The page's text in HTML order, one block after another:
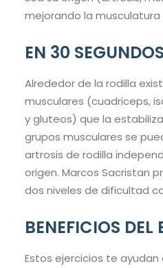
mejorando la
EN 30 SEGUNDOS
Alrededor de la rodilla
musculares (cuadriceps,
y gluteos) que la
grupos musculares se
artrosis de rodilla
origen. Marcos Sacristan
dos niveles de dificultad
BENEFICIOS DEL
Estos ejercicios te ayudan